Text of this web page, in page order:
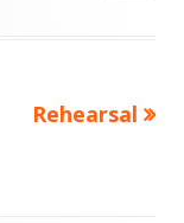
次
Rehearsal